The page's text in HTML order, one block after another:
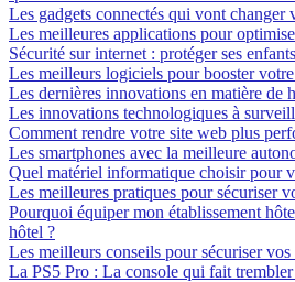
Les gadgets connectés qui vont changer
Les meilleures applications pour
Sécurité sur internet : protéger ses
Les meilleurs logiciels pour booster
Les dernières innovations en matière de
Les innovations technologiques à
Comment rendre votre site web plus
Les smartphones avec la meilleure
Quel matériel informatique choisir pour
Les meilleures pratiques pour sécuriser
Pourquoi équiper mon établissement
hôtel ?
Les meilleurs conseils pour sécuriser
La PS5 Pro : La console qui fait